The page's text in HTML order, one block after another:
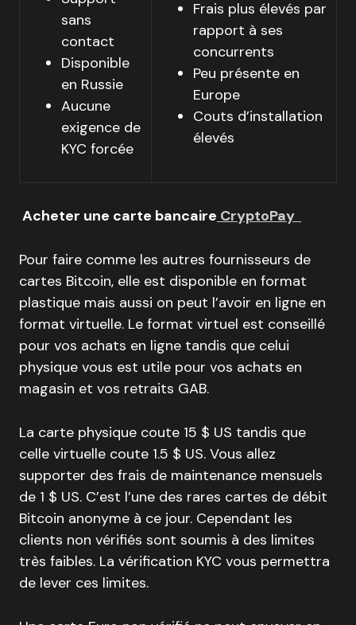
sans
contact
Disponible
en Russie
Aucune
exigence de
KYC forcée
Frais plus élevés par
rapport à ses
concurrents
Peu présente en
Europe
Couts d’installation
élevés
Acheter une carte bancaire CryptoPay
Pour faire comme les autres fournisseurs de
cartes Bitcoin, elle est disponible en format
plastique mais aussi on peut l’avoir en ligne en
format virtuelle. Le format virtuel est conseillé
pour vos achats en ligne tandis que celui
physique vous est utile pour vos achats en
magasin et vos retraits GAB.
La carte physique coute 15 $ US tandis que
celle virtuelle coute 1.5 $ US. Vous allez
supporter des frais de maintenance mensuels
de 1 $ US. C’est l’une des rares cartes de débit
Bitcoin anonyme à ce jour. Cependant les
clients non vérifiés sont soumis à des limites
très faibles. La vérification KYC vous permettra
de lever ces limites.